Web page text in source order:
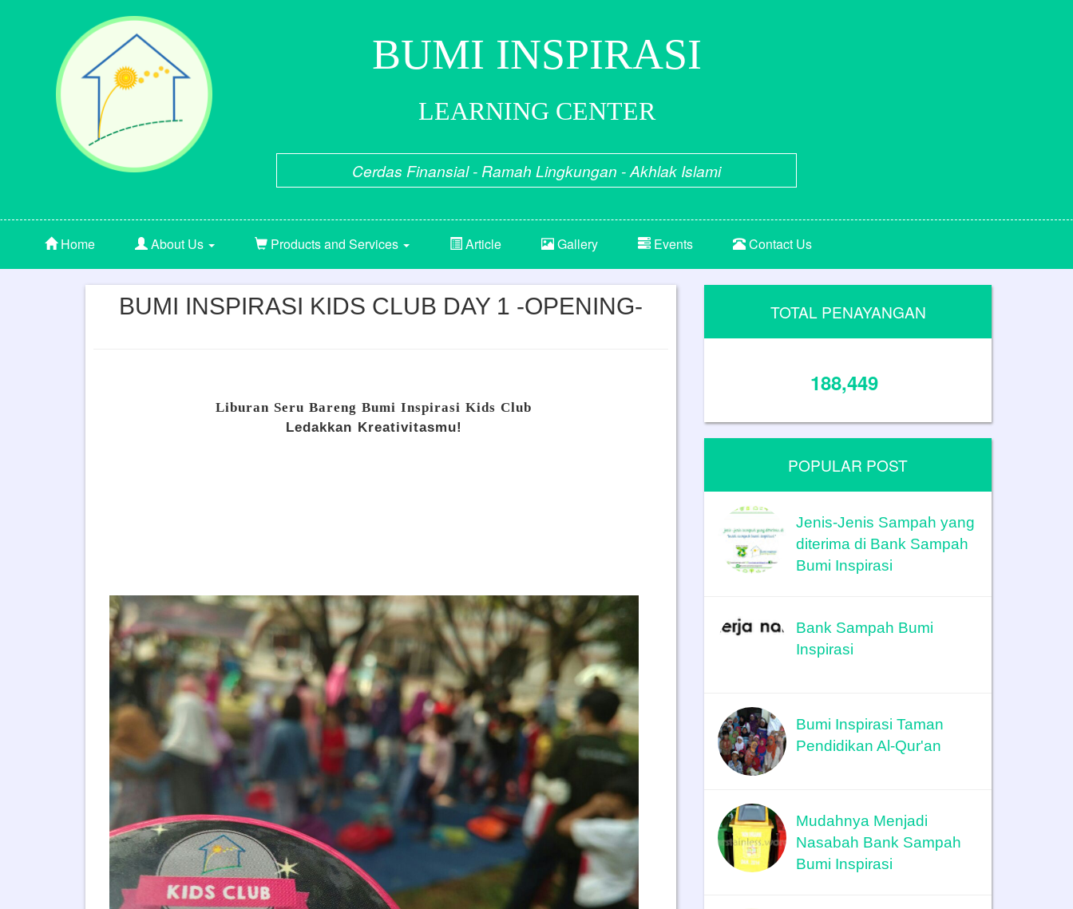
BUMI INSPIRASI
LEARNING CENTER
Cerdas Finansial - Ramah Lingkungan - Akhlak Islami
Home About Us Products and Services Article Gallery Events Contact Us
BUMI INSPIRASI KIDS CLUB DAY 1 -OPENING-
Liburan Seru Bareng Bumi Inspirasi Kids Club
Ledakkan Kreativitasmu!
TOTAL PENAYANGAN
188,449
POPULAR POST
Jenis-Jenis Sampah yang
diterima di Bank Sampah
Bumi Inspirasi
Bank Sampah Bumi
Inspirasi
Bumi Inspirasi Taman
Pendidikan Al-Qur'an
Mudahnya Menjadi
Nasabah Bank Sampah
Bumi Inspirasi